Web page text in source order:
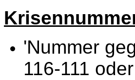
'Nummer
116-111